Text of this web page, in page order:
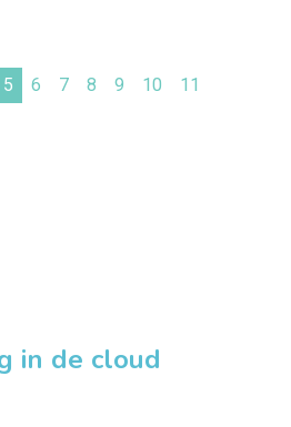
5 6 7 8 9 10
11
in de cloud